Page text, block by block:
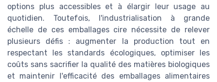
options plus accessibles et à élargir leur usage au
quotidien. Toutefois, l'industrialisation à grande
échelle de ces emballages cire nécessite de relever
plusieurs défis : augmenter la production tout en
respectant les standards écologiques, optimiser les
coûts sans sacrifier la qualité des matières biologiques
et maintenir l'efficacité des emballages alimentaires